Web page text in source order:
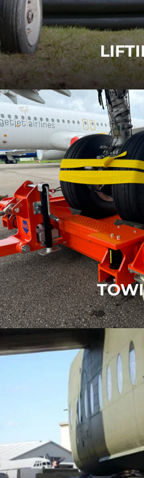
WEITERE
Spezialisierte
weichem Untergrund,
und
WEITERE
Zu unseren
Transporter, Dollies,